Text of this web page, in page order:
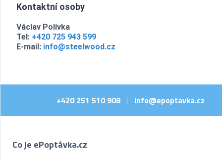
Kontaktní osoby
Václav Polívka
Tel: +420 725 943 599
E-mail: info@steelwood.cz
+420 251 510 908 info@epoptavka.cz
Co je ePoptávka.cz